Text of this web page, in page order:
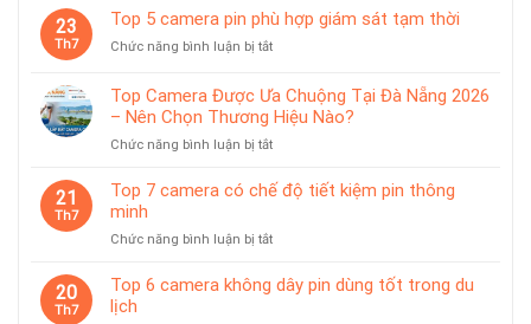
tiện
sạc
8
camera
dùng
chống
nước
IP65
23
Th7
Top 5 camera pin phù hợp giám sát tạm thời
Chức năng bình luận bị tắtở
5
camera
pin
phù
giám
thời
Top Camera Được Ưa Chuộng Tại Đà Nẵng 2026
– Nên Chọn Thương Hiệu Nào?
Chức năng bình luận bị tắtở
Camera
Được
Chuộng
Đà
21
Th7
Top 7 camera có chế độ tiết kiệm pin thông
minh
Chức năng bình luận bị tắtở
camera
20
Th7
Top 6 camera không dây pin dùng tốt trong du
lịch